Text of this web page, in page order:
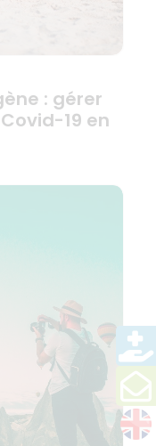
: gérer
19 en